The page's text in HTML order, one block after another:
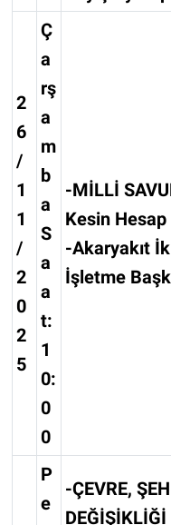
2
6
/
1
1
/
2
0
2
5
Ç
a
rş
a
m
b
a
S
a
a
t:
1
0:
0
0
-MİLLİ
Kesin Hesap
-Akaryakıt
İşletme
P
e
-ÇEVRE,